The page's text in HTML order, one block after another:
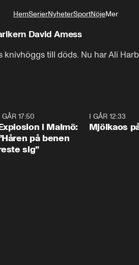
HemSerierNyheterSportNöjeMer
David Amess
till döds. Nu har Ali
GÅR 17:50
i Malmö:
på benen
sig”
I GÅR 12:33
Mjölkaos